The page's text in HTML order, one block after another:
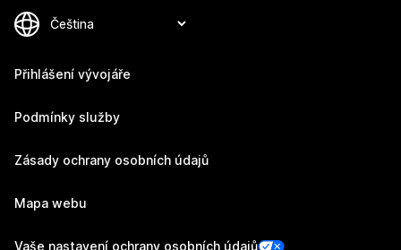
Přihlášení vývojáře
Podmínky služby
Zásady ochrany osobních údajů
Mapa webu
Vaše nastavení ochrany osobních údajů